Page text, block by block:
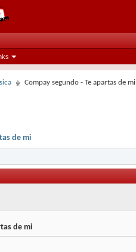
Compay segundo - Te apartas de mi
de mi
de mi